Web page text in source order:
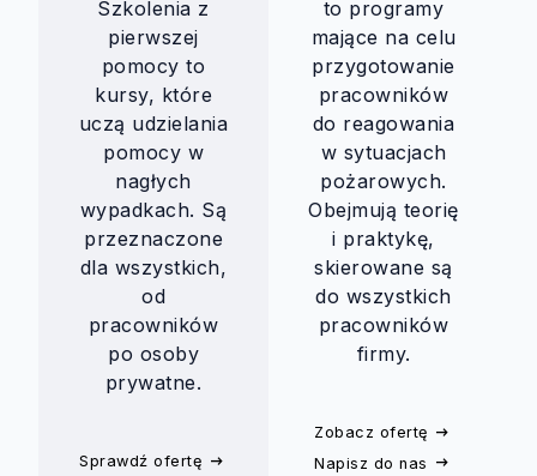
Szkolenia z
pierwszej
pomocy to
kursy, które
uczą udzielania
pomocy w
nagłych
wypadkach. Są
przeznaczone
dla wszystkich,
od
pracowników
po osoby
prywatne.
Sprawdź ofertę
to programy
mające na celu
przygotowanie
pracowników
do reagowania
w sytuacjach
pożarowych.
Obejmują teorię
i praktykę,
skierowane są
do wszystkich
pracowników
firmy.
Zobacz ofertę
Napisz do nas